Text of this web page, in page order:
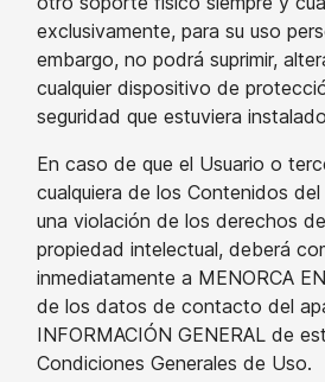
exclusivamente, para su uso
embargo, no podrá suprimir,
cualquier dispositivo de
seguridad que estuviera
En caso de que el Usuario o
cualquiera de los Contenidos
una violación de los derechos
propiedad intelectual, deberá
inmediatamente a MENORCA
de los datos de contacto del
INFORMACIÓN GENERAL de
Condiciones Generales de Uso.